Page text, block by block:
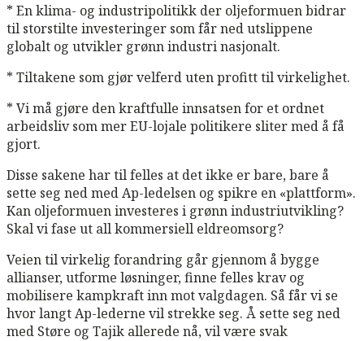
* En klima- og industripolitikk der oljeformuen bidrar
til storstilte investeringer som får ned utslippene
globalt og utvikler grønn industri nasjonalt.
* Tiltakene som gjør velferd uten profitt til virkelighet.
* Vi må gjøre den kraftfulle innsatsen for et ordnet
arbeidsliv som mer EU-lojale politikere sliter med å få
gjort.
Disse sakene har til felles at det ikke er bare, bare å
sette seg ned med Ap-ledelsen og spikre en «plattform».
Kan oljeformuen investeres i grønn industriutvikling?
Skal vi fase ut all kommersiell eldreomsorg?
Veien til virkelig forandring går gjennom å bygge
allianser, utforme løsninger, finne felles krav og
mobilisere kampkraft inn mot valgdagen. Så får vi se
hvor langt Ap-lederne vil strekke seg. Å sette seg ned
med Støre og Tajik allerede nå, vil være svak